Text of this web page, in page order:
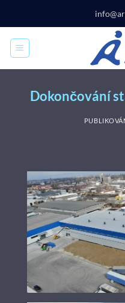
obsah
Dokončování